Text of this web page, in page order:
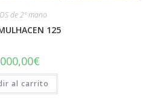
de 2º mano
125
€
al carrito